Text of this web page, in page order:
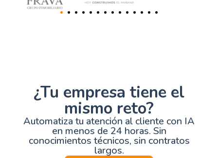
¿Tu empresa tiene el
mismo reto?
Automatiza tu atención al cliente con IA
en menos de 24 horas. Sin
conocimientos técnicos, sin contratos
largos.